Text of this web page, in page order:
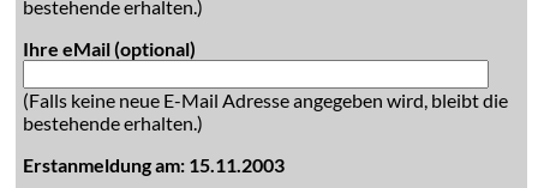
bestehende erhalten.)
Ihre eMail (optional)
(Falls keine neue E-Mail Adresse angegeben wird, bleibt die
bestehende erhalten.)
Erstanmeldung am: 15.11.2003